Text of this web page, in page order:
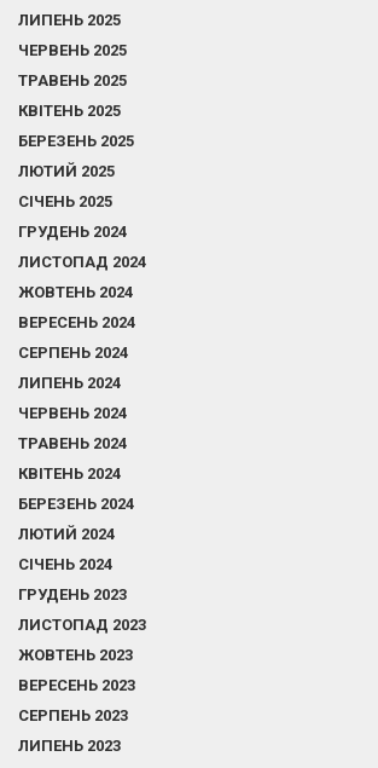
ЛИПЕНЬ 2025
ЧЕРВЕНЬ 2025
ТРАВЕНЬ 2025
КВІТЕНЬ 2025
БЕРЕЗЕНЬ 2025
ЛЮТИЙ 2025
СІЧЕНЬ 2025
ГРУДЕНЬ 2024
ЛИСТОПАД 2024
ЖОВТЕНЬ 2024
ВЕРЕСЕНЬ 2024
СЕРПЕНЬ 2024
ЛИПЕНЬ 2024
ЧЕРВЕНЬ 2024
ТРАВЕНЬ 2024
КВІТЕНЬ 2024
БЕРЕЗЕНЬ 2024
ЛЮТИЙ 2024
СІЧЕНЬ 2024
ГРУДЕНЬ 2023
ЛИСТОПАД 2023
ЖОВТЕНЬ 2023
ВЕРЕСЕНЬ 2023
СЕРПЕНЬ 2023
ЛИПЕНЬ 2023